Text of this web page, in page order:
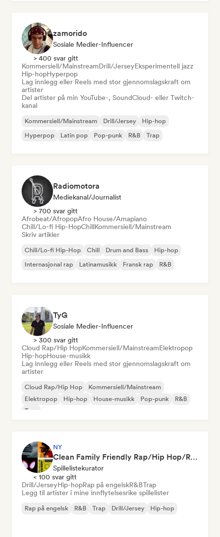
zamorido
Sosiale Medier-Influencer
> 400 svar gitt
Kommersiell/MainstreamDrill/JerseyEksperimentell jazz
Hip-hopHyperpop
Lag innlegg eller Reels med stor gjennomslagskraft om
artister
Del artister på min YouTube-, SoundCloud- eller Twitch-
kanal
Kommersiell/Mainstream Drill/Jersey
Hip-hop
Hyperpop
Latin pop Pop-punk R&B Trap
Radiomotora
Mediekanal/journalist
> 700 svar gitt
Afrobeat/AfropopAfro House/Amapiano
Chill/Lo-fi Hip-HopChillKommersiell/Mainstream
Skriv artikler
Chill/Lo-fi Hip-Hop Chill Drum and Bass
Hip-hop
Internasjonal rap
Latinamusikk Fransk rap R&B
TyG
Sosiale Medier-Influencer
> 300 svar gitt
Cloud Rap/Hip HopKommersiell/MainstreamElektropop
Hip-hopHouse-musikk
Lag innlegg eller Reels med stor gjennomslagskraft om
artister
Cloud Rap/Hip Hop
Kommersiell/Mainstream
Elektropop
Hip-hop House-musikk Pop-punk
R&B
Trap
NY
Clean Family Friendly Rap/Hip Hop/R&B 2026
Spillelistekurator
< 100 svar gitt
Drill/JerseyHip-hopRap på engelskR&BTrap
Legg til artister i mine innflytelsesrike spillelister
Rap på engelsk R&B Trap Drill/Jersey Hip-hop